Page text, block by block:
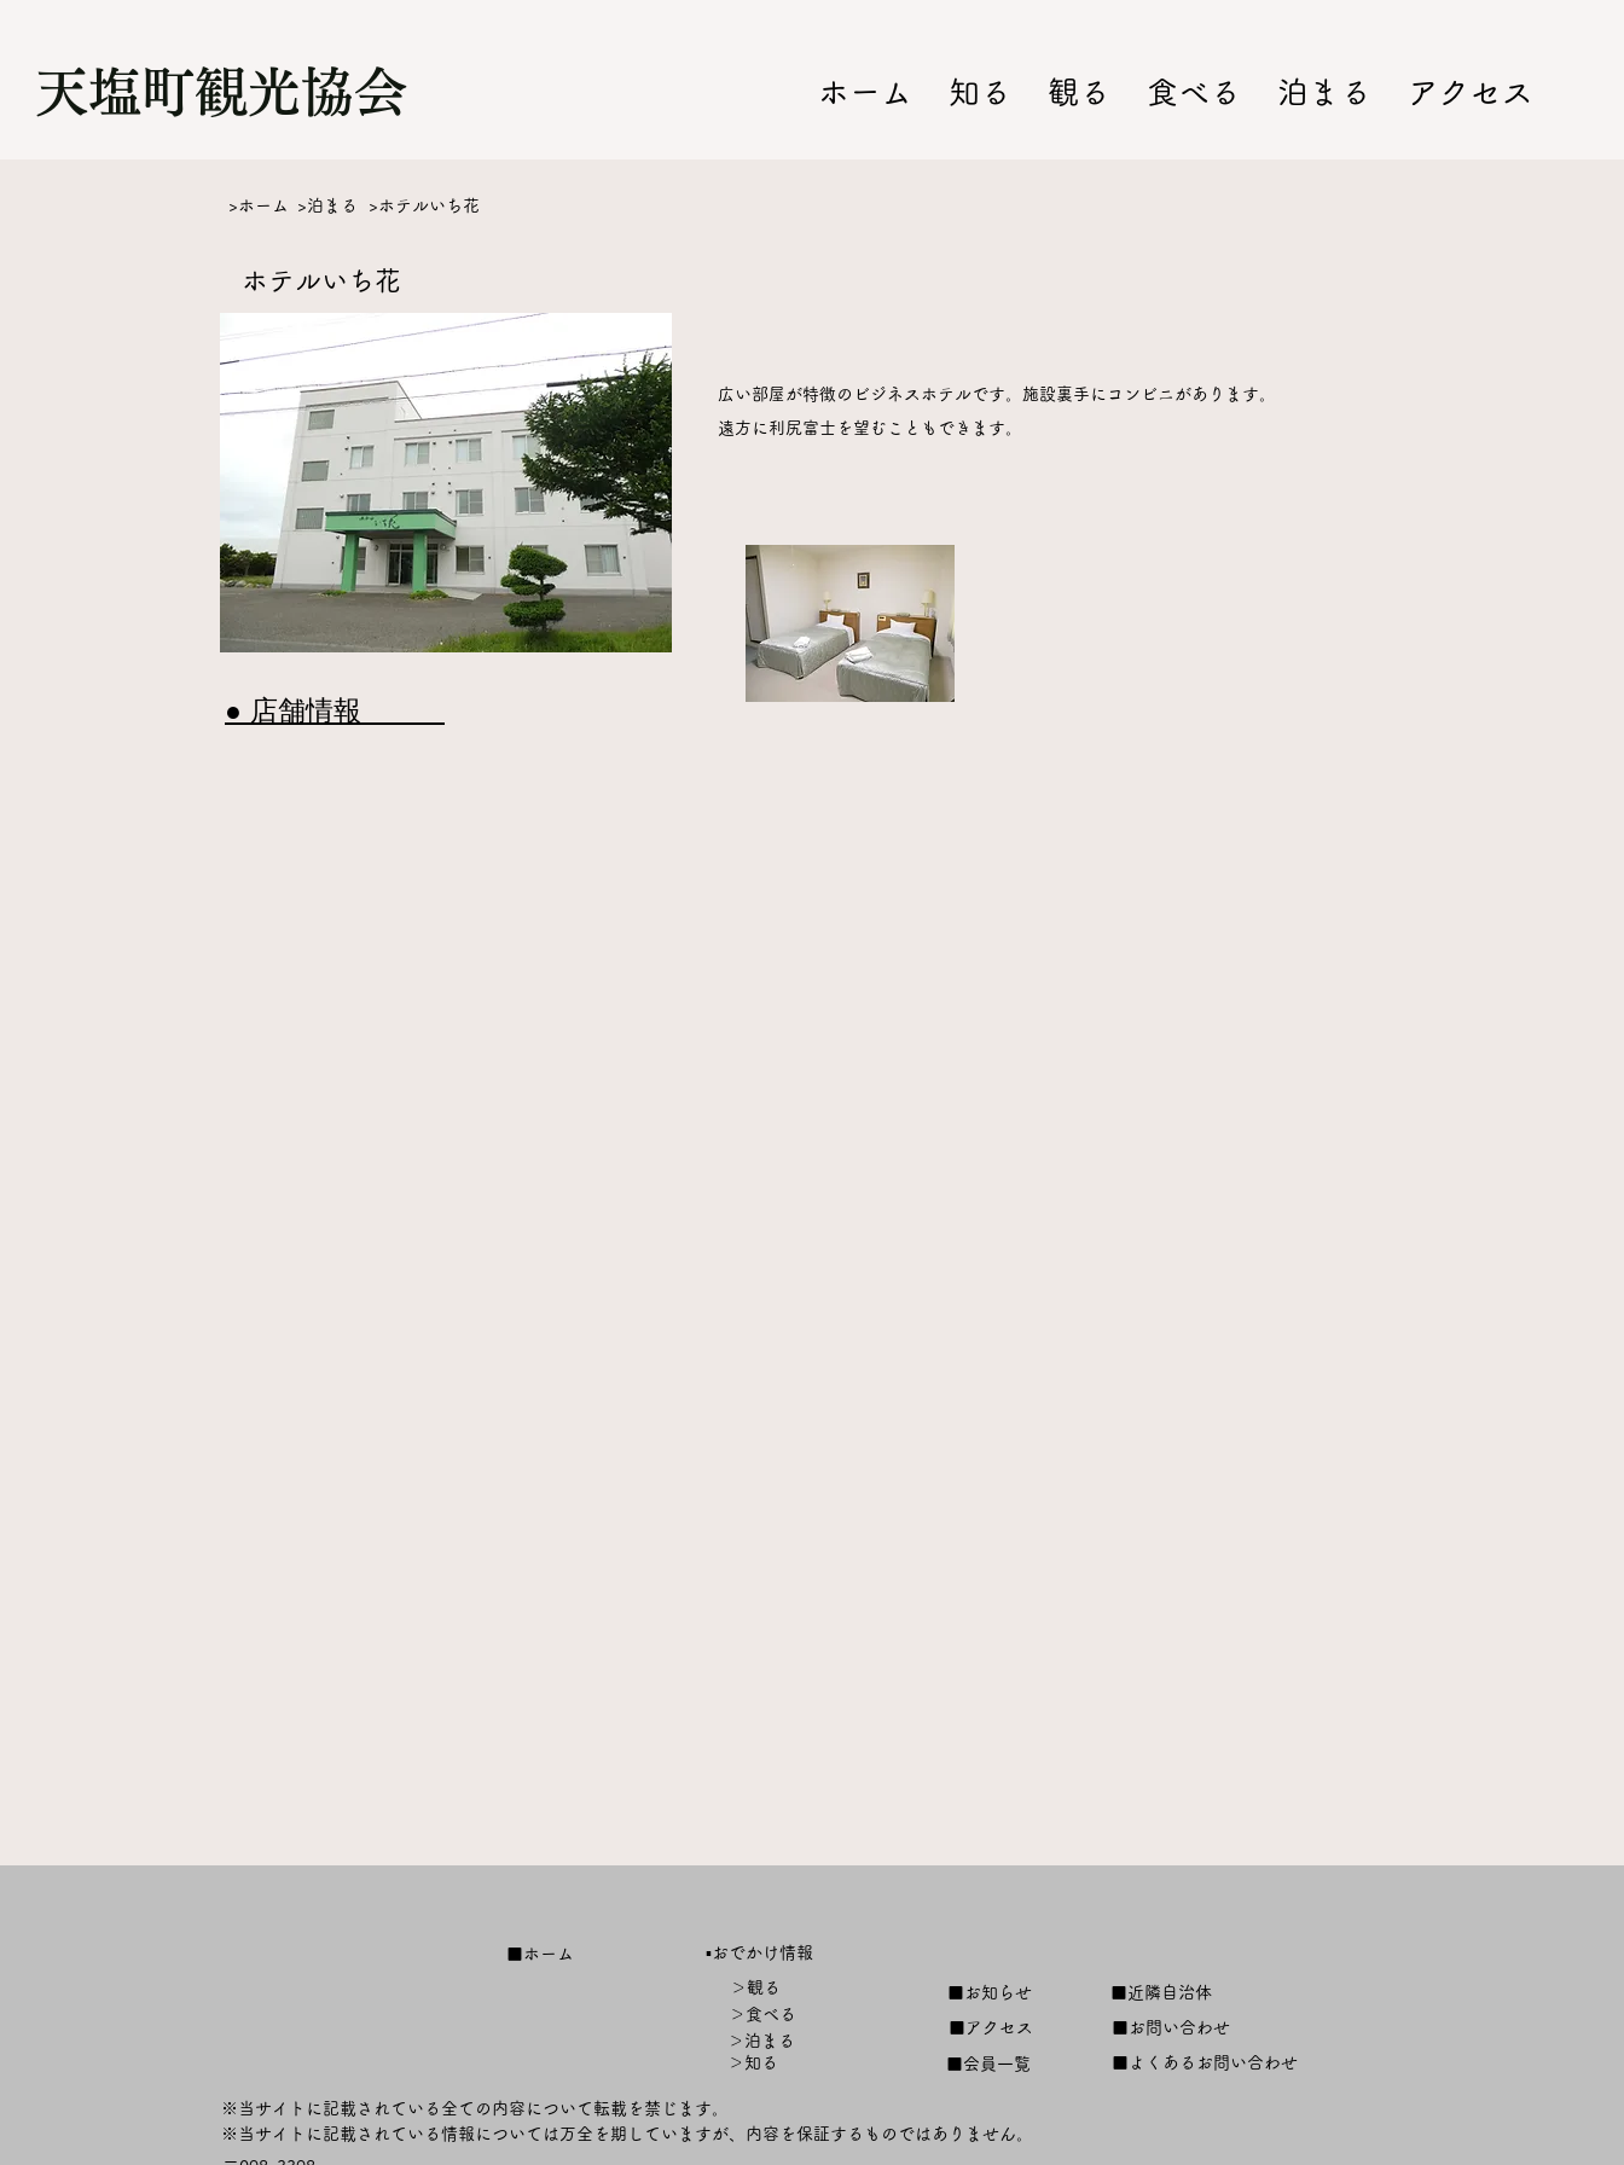
​天塩町観光協会 ホーム 知る 観る 食べる 泊まる アクセス
>ホーム >泊まる >ホテルいち花
​ホテルいち花
​広い部屋が特徴のビジネスホテルです。施設裏手にコンビニがあります。
​遠方に利尻富士を望むこともできます。
​● 店舗情報
■よくあるお問い合わせ
■ホーム ▪️おでかけ情報
＞観る
＞食べる
＞泊まる
■お知らせ
■アクセス
■近隣自治体
■お問い合わせ
■会員一覧
※当サイトに記載されている全ての内容について転載を禁じます。
​※当サイトに記載されている情報については万全を期していますが、内容を保証するものではありません。
＞知る